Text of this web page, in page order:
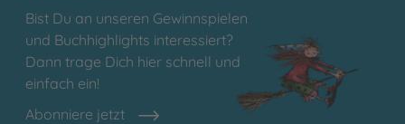
Bist Du an unseren Gewinnspielen
und Buchhighlights interessiert?
Dann trage Dich hier schnell und
einfach ein!
Abonniere jetzt